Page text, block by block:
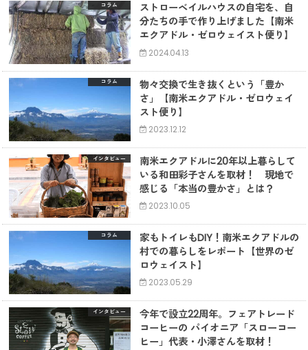
コラム
ストローベイルハウスの自宅を、自
分たちの手で作り上げました【南米
エクアドル・ゼロウェイスト便り】
2024.04.13
コラム
物々交換で生き抜くという「豊か
さ」【南米エクアドル・ゼロウェイ
スト便り】
2023.12.12
インタビュー
南米エクアドルに20年以上暮らして
いる和田彩子さんを取材！ 現地で
感じる「本当の豊かさ」とは？
2023.10.05
コラム
家もトイレもDIY！南米エクアドルの
村での暮らしをレポート【世界のゼ
ロウェイスト】
2023.05.29
インタビュー
今年で設立22周年。フェアトレード
コーヒーの パイオニア「スローコー
ヒー」代表・小澤さんを取材！